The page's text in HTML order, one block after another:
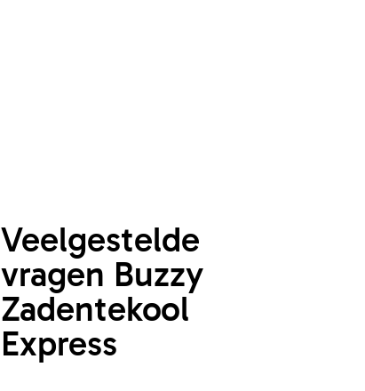
Veelgestelde
vragen Buzzy
Zadentekool
Express